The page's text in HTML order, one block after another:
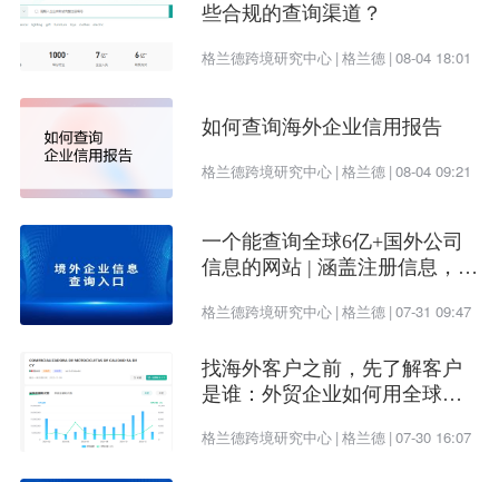
些合规的查询渠道？
格兰德跨境研究中心 | 格兰德 | 08-04 18:01
如何查询海外企业信用报告
格兰德跨境研究中心 | 格兰德 | 08-04 09:21
一个能查询全球6亿+国外公司
信息的网站 | 涵盖注册信息，股
格兰德跨境研究中心 | 格兰德 | 07-31 09:47
找海外客户之前，先了解客户
是谁：外贸企业如何用全球企
格兰德跨境研究中心 | 格兰德 | 07-30 16:07